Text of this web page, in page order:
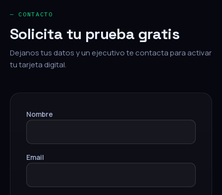
— CONTACTO
Solicita tu prueba gratis
Dejanos tus datos y un ejecutivo te contacta para activar
tu tarjeta digital.
Nombre
Email